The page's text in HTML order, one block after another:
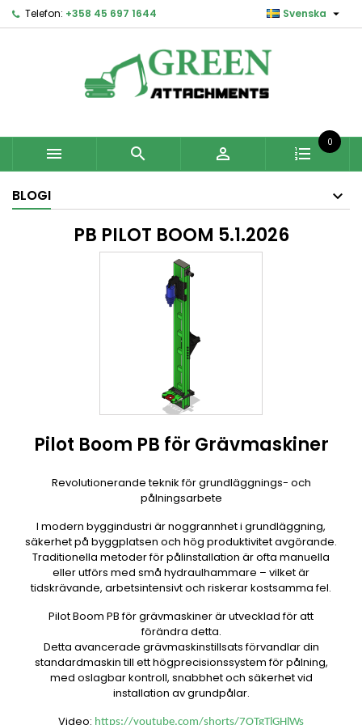
Telefon: +358 45 697 1644 Svenska 
  
0
BLOGI
PB PILOT BOOM 5.1.2026
Pilot Boom PB för Grävmaskiner
Revolutionerande teknik för grundläggnings- och
pålningsarbete
I modern byggindustri är noggrannhet i grundläggning,
säkerhet på byggplatsen och hög produktivitet avgörande.
Traditionella metoder för pålinstallation är ofta manuella
eller utförs med små hydraulhammare – vilket är
tidskrävande, arbetsintensivt och riskerar kostsamma fel.
Pilot Boom PB för grävmaskiner är utvecklad för att
förändra detta.
Detta avancerade grävmaskinstillsats förvandlar din
standardmaskin till ett högprecisionssystem för pålning,
med oslagbar kontroll, snabbhet och säkerhet vid
installation av grundpålar.
Video: https://youtube.com/shorts/7OTgTlGHlWs